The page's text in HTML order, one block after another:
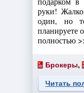
руки!
один, но
планируете
полностью
Брокеры,
Читать